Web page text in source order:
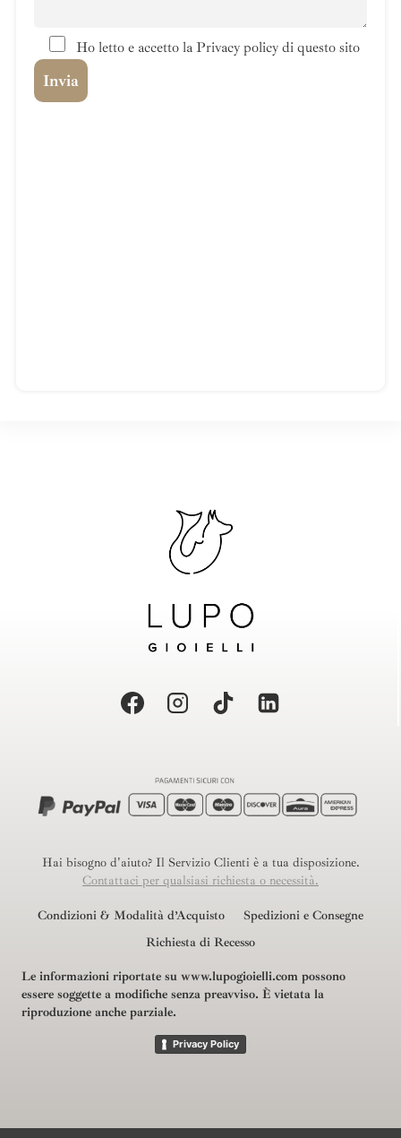
Ho letto e accetto la Privacy policy di questo sito
Hai bisogno d'aiuto? Il Servizio Clienti è a tua disposizione.
Contattaci per qualsiasi richiesta o necessità.
Condizioni & Modalità d’Acquisto
Spedizioni e Consegne
Richiesta di Recesso
Le informazioni riportate su www.lupogioielli.com possono
essere soggette a modifiche senza preavviso. È vietata la
riproduzione anche parziale.
Privacy Policy